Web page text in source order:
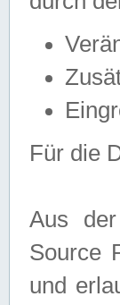
Für die
Aus
Source
und